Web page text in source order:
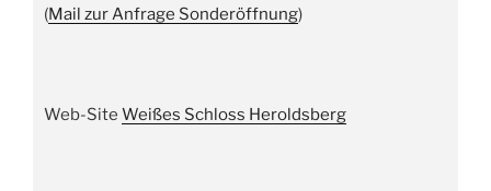
(Mail zur Anfrage Sonderöffnung)
Web-Site Weißes Schloss Heroldsberg